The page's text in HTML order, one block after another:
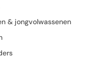
& jongvolwassenen